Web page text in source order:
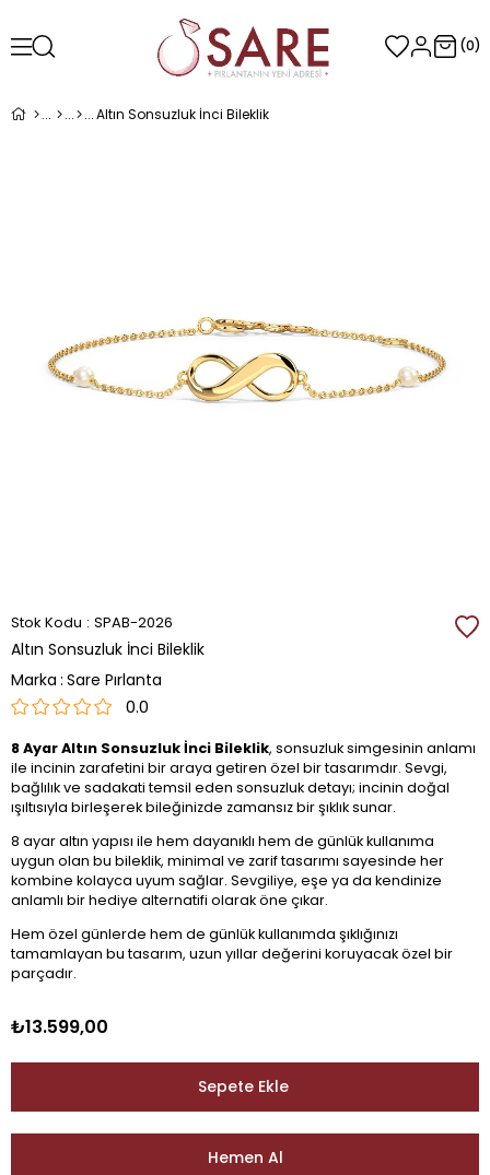
0
Altın Sonsuzluk İnci Bileklik
Stok Kodu SPAB-2026
Altın Sonsuzluk İnci Bileklik
Marka : Sare Pırlanta
0.0
8 Ayar Altın Sonsuzluk İnci Bileklik, sonsuzluk simgesinin anlamı
ile incinin zarafetini bir araya getiren özel bir tasarımdır. Sevgi,
bağlılık ve sadakati temsil eden sonsuzluk detayı; incinin doğal
ışıltısıyla birleşerek bileğinizde zamansız bir şıklık sunar.
8 ayar altın yapısı ile hem dayanıklı hem de günlük kullanıma
uygun olan bu bileklik, minimal ve zarif tasarımı sayesinde her
kombine kolayca uyum sağlar. Sevgiliye, eşe ya da kendinize
anlamlı bir hediye alternatifi olarak öne çıkar.
Hem özel günlerde hem de günlük kullanımda şıklığınızı
tamamlayan bu tasarım, uzun yıllar değerini koruyacak özel bir
parçadır.
₺13.599,00